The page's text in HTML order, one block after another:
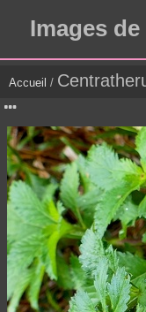
Images
Accueil /